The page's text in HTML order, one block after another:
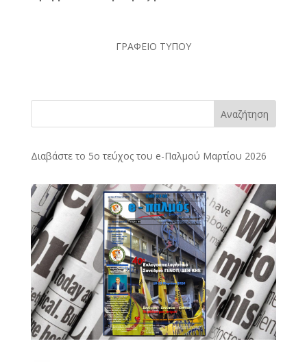
ΓΡΑΦΕΙΟ ΤΥΠΟΥ
Αναζήτηση
Διαβάστε το 5ο τεύχος του e-Παλμού Μαρτίου 2026